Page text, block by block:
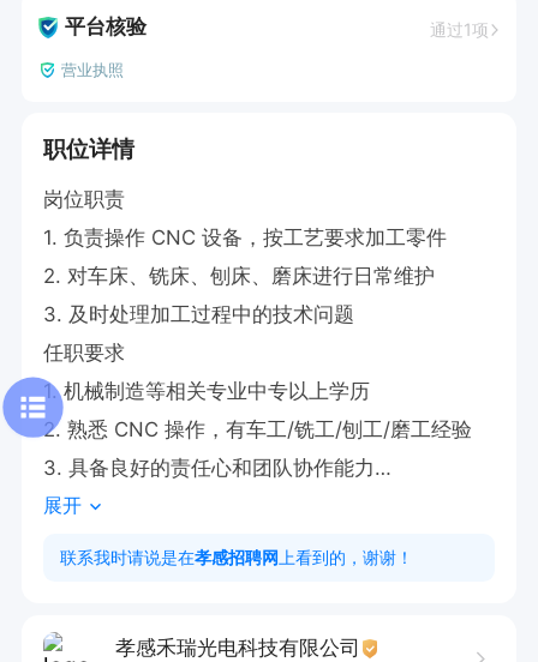
平台核验 通过1项
营业执照
职位详情
岗位职责
1. 负责操作 CNC 设备，按工艺要求加工零件
2. 对车床、铣床、刨床、磨床进行日常维护
3. 及时处理加工过程中的技术问题
任职要求
1. 机械制造等相关专业中专以上学历
2. 熟悉 CNC 操作，有车工/铣工/刨工/磨工经验
3. 具备良好的责任心和团队协作能力
4. 有相关工作经验者优先
工作时间 8:00 - 12:00，13:00 - 17:30，18:00-1
展开
联系我时请说是在孝感招聘网 上看到的，谢谢！
孝感禾瑞光电科技有限公司